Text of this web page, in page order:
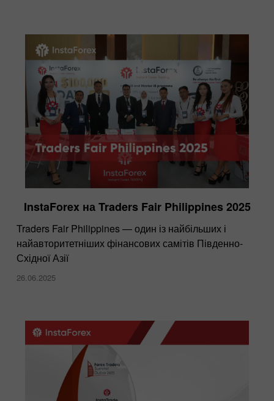
InstaForex на Traders Fair Philippines 2025
Traders Fair Philippines — один із найбільших і
найавторитетніших фінансових самітів Південно-
Східної Азії
26.06.2025